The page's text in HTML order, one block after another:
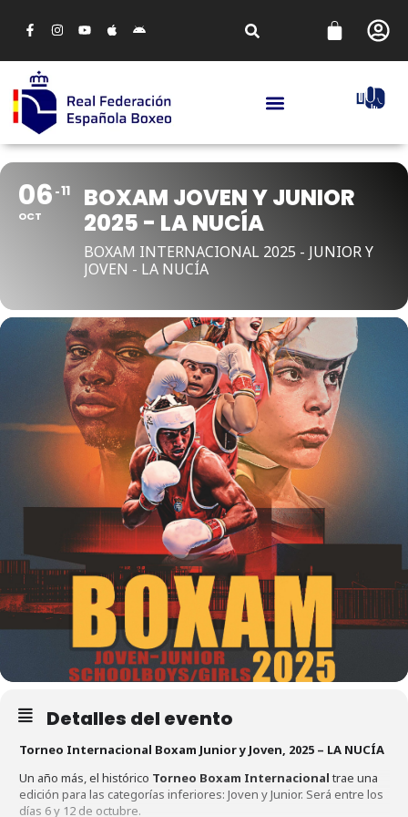
06
OCT
11
BOXAM JOVEN Y JUNIOR
2025 - LA NUCÍA
BOXAM INTERNACIONAL 2025 - JUNIOR Y
JOVEN - LA NUCÍA
Detalles del evento
Torneo Internacional Boxam Junior y Joven, 2025 – LA NUCÍA
Un año más, el histórico Torneo Boxam Internacionaltrae una
edición para las categorías inferiores: Joven y Junior. Será entre los
días 6 y 12 de octubre.